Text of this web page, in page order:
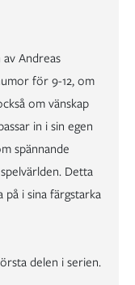
Andreas
för 9-12, om
om vänskap
in i sin egen
spännande
Detta
på i sina färgstarka
delen i serien.